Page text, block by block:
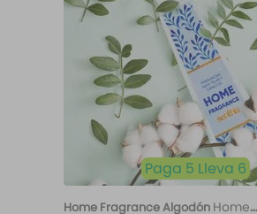
Paga 5 Lleva 6
Home Fragrance Algodón Home